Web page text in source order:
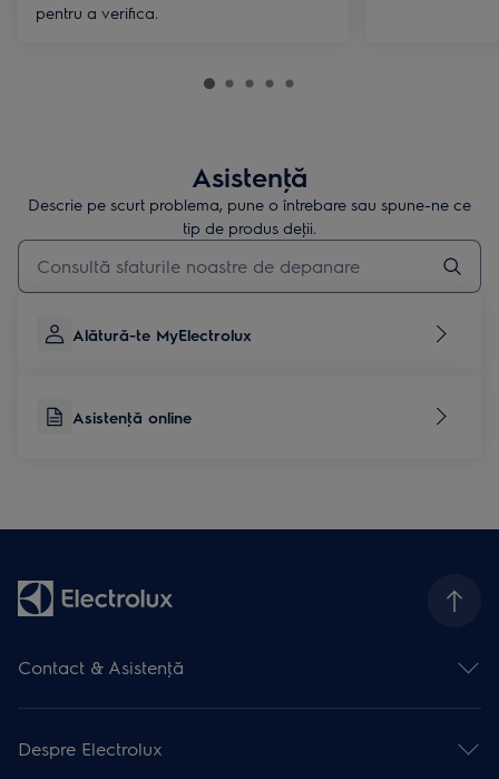
pentru a verifica.
Asistenţă
Descrie pe scurt problema, pune o întrebare sau spune-ne ce
tip de produs deţii.
Type to search for support articles
Alătură-te MyElectrolux
Asistenţă online
Contact & Asistenţă
Asistenţă online
Asistenţă service
Despre Electrolux